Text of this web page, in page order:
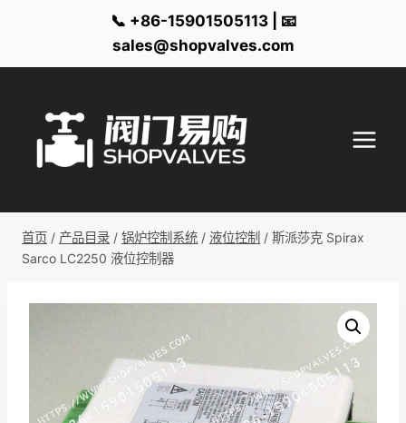
📞 +86-15901505113 | 📧
sales@shopvalves.com
首页 / 产品目录 / 锅炉控制系统 / 液位控制 / 斯派莎克 Spirax
Sarco LC2250 液位控制器